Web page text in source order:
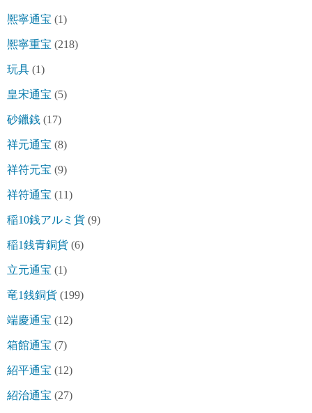
熈寧通宝 (1)
熈寧重宝 (218)
玩具 (1)
皇宋通宝 (5)
砂鑞銭 (17)
祥元通宝 (8)
祥符元宝 (9)
祥符通宝 (11)
稲10銭アルミ貨 (9)
稲1銭青銅貨 (6)
立元通宝 (1)
竜1銭銅貨 (199)
端慶通宝 (12)
箱館通宝 (7)
紹平通宝 (12)
紹治通宝 (27)